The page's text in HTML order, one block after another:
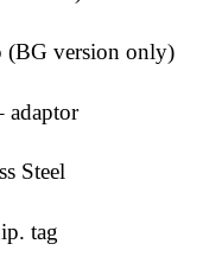
(BG version only)
adaptor
Steel
tag